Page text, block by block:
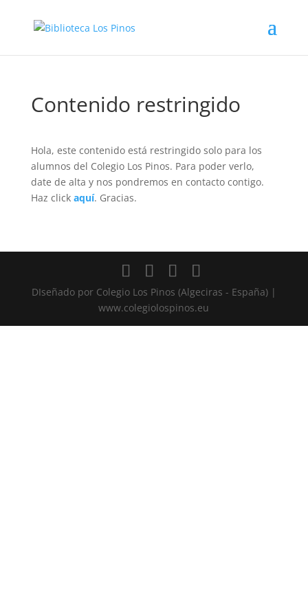
Contenido restringido
Hola, este contenido está restringido solo para los
alumnos del Colegio Los Pinos. Para poder verlo,
date de alta y nos pondremos en contacto contigo.
Haz click aquí. Gracias.
DIseñado por Colegio Los Pinos (Algeciras - España) |
www.colegiolospinos.eu